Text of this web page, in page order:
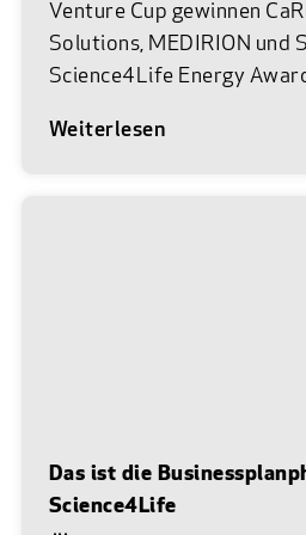
Venture Cup gewinnen
Solutions, MEDIRION und
Science4Life Energy Award geht
wieder so weit. Im Museum
Science4Life Energy
Vor Ort in bester Location
netzwerkten die Teams mit
Weiterlesen
Das ist die
Science4Life